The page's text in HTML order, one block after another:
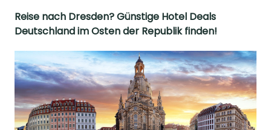
Reise nach Dresden? Günstige Hotel Deals
Deutschland im Osten der Republik finden!
Image